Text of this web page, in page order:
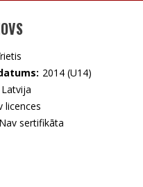
2014 (U14)
licences
Nav sertifikāta